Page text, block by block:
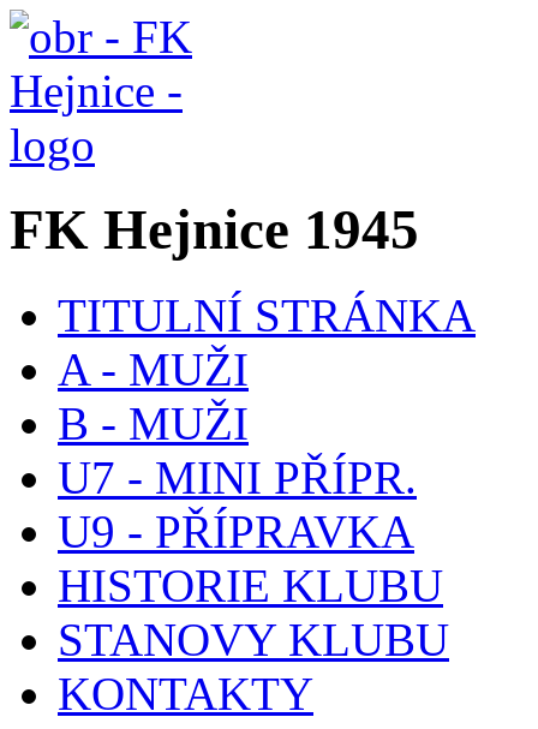
FK Hejnice 1945
TITULNÍ STRÁNKA
A - MUŽI
B - MUŽI
U7 - MINI PŘÍPR.
U9 - PŘÍPRAVKA
HISTORIE KLUBU
STANOVY KLUBU
KONTAKTY